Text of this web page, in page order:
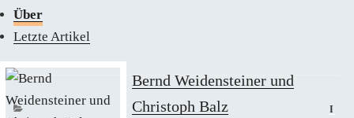
Über
Letzte Artikel
Bernd Weidensteiner und
Christoph Balz
I